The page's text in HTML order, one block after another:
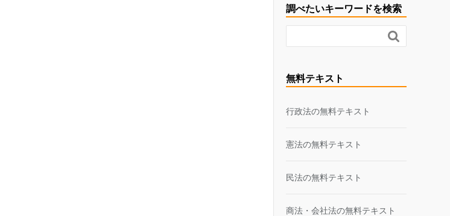
調べたいキーワードを検索

無料テキスト
行政法の無料テキスト
憲法の無料テキスト
民法の無料テキスト
商法・会社法の無料テキスト